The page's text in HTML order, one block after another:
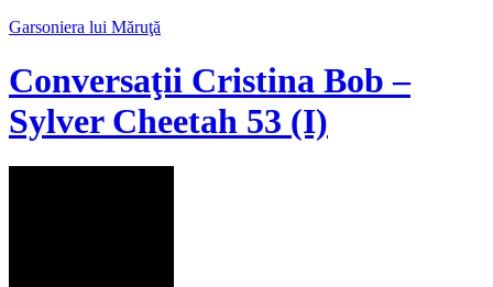
Garsoniera lui Măruţă
Conversaţii Cristina Bob –
Sylver Cheetah 53 (I)